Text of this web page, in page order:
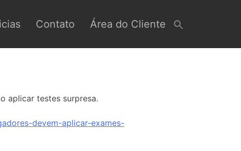
Contato Área do Cliente
aplicar testes surpresa.
devem-aplicar-exames-